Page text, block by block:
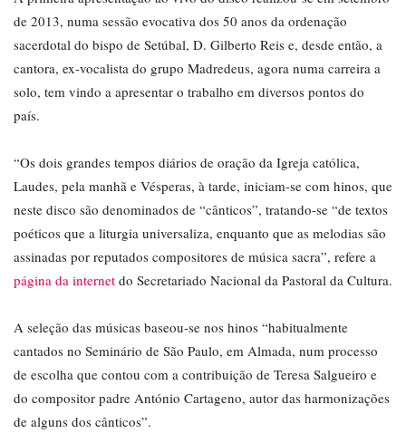
de 2013, numa sessão evocativa dos 50 anos da ordenação
sacerdotal do bispo de Setúbal, D. Gilberto Reis e, desde então, a
cantora, ex-vocalista do grupo Madredeus, agora numa carreira a
solo, tem vindo a apresentar o trabalho em diversos pontos do
país.
“Os dois grandes tempos diários de oração da Igreja católica,
Laudes, pela manhã e Vésperas, à tarde, iniciam-se com hinos, que
neste disco são denominados de “cânticos”, tratando-se “de textos
poéticos que a liturgia universaliza, enquanto que as melodias são
assinadas por reputados compositores de música sacra”, refere a
página da internet do Secretariado Nacional da Pastoral da Cultura.
A seleção das músicas baseou-se nos hinos “habitualmente
cantados no Seminário de São Paulo, em Almada, num processo
de escolha que contou com a contribuição de Teresa Salgueiro e
do compositor padre António Cartageno, autor das harmonizações
de alguns dos cânticos”.